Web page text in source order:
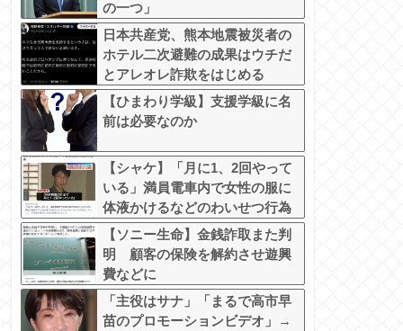
の一つ」
日本共産党、熊本地震被災者の
ホテル二次避難の成果はウチだ
とアレオレ詐欺をはじめる
【ひまわり学級】支援学級に名
前は必要なのか
【シャケ】「月に1、2回やって
いる」満員電車内で女性の服に
体液かけるなどのわいせつ行為
か 学習塾経営の60歳男を逮
捕 警視庁
【ソニー生命】金銭詐取また判
明 顧客の保険を解約させ遊興
費などに
「主役はサナ」「まるで高市早
苗のプロモーションビデオ」→